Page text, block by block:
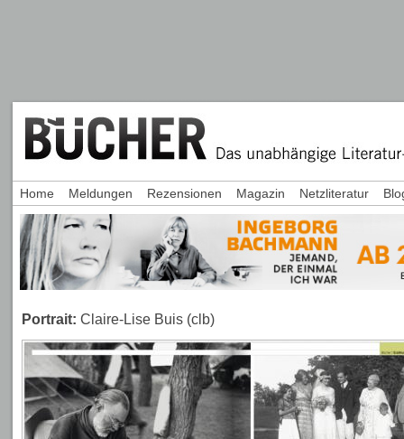
Portrait: Claire-Lise Buis (clb)
Home Meldungen Rezensionen Magazin Netzliteratur